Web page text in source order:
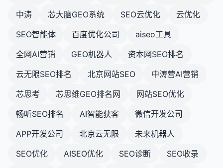
中涛
芯大脑GEO系统 SEO云优化
云优化
SEO智能体
百度优化公司
aiseo工具
全网AI营销
GEO机器人
资本网SEO排名
云无限SEO排名
北京网站SEO
中涛营AI营销
芯思考
芯思维GEO排名网
网站SEO优化
畅听SEO排名
AI智能获客
微信开发公司
APP开发公司
北京云无限
未来机器人
SEO优化
AISEO优化 SEO诊断
SEO收录